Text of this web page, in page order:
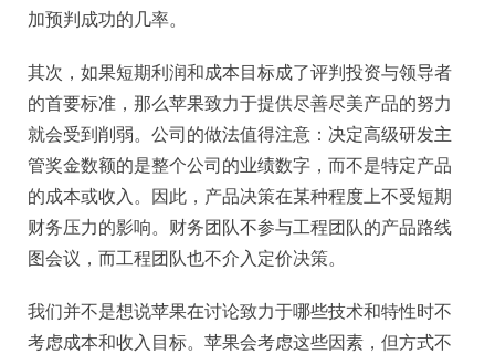
加预判成功的几率。
其次，如果短期利润和成本目标成了评判投资与领导者
的首要标准，那么苹果致力于提供尽善尽美产品的努力
就会受到削弱。公司的做法值得注意：决定高级研发主
管奖金数额的是整个公司的业绩数字，而不是特定产品
的成本或收入。因此，产品决策在某种程度上不受短期
财务压力的影响。财务团队不参与工程团队的产品路线
图会议，而工程团队也不介入定价决策。
我们并不是想说苹果在讨论致力于哪些技术和特性时不
考虑成本和收入目标。苹果会考虑这些因素，但方式不